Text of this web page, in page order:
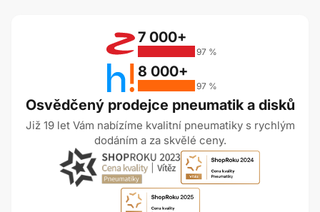
Osvědčený prodejce pneumatik a disků
Již 19 let Vám nabízíme kvalitní pneumatiky s rychlým
dodáním a za skvělé ceny.
7 000+
97 %
8 000+
97 %